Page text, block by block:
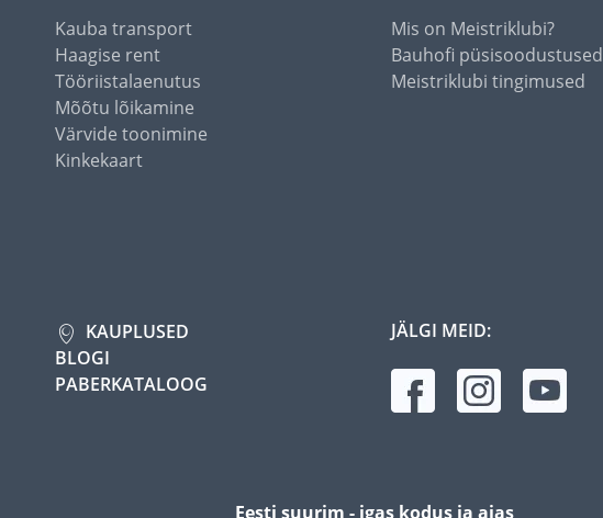
Kauba transport
Haagise rent
Tööriistalaenutus
Mõõtu lõikamine
Värvide toonimine
Kinkekaart
Mis on Meistriklubi?
Bauhofi püsisoodustused
Meistriklubi tingimused
KAUPLUSED
BLOGI
PABERKATALOOG
JÄLGI MEID:
Eesti suurim - igas kodus ja aias